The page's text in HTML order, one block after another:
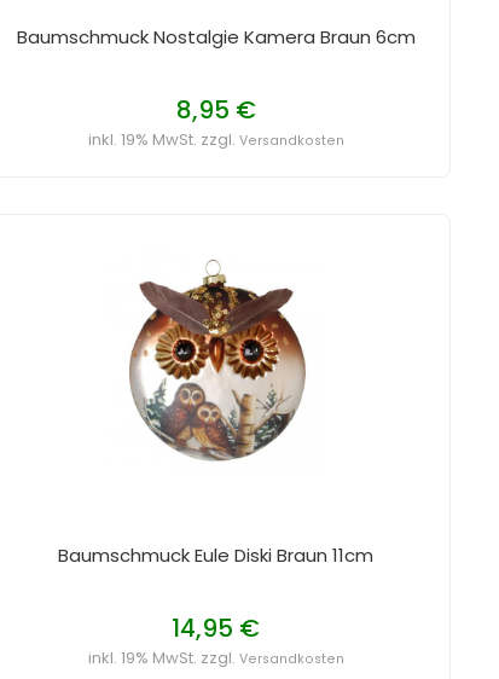
Baumschmuck Nostalgie Kamera Braun 6cm
8,95 €
inkl. 19% MwSt. zzgl. Versandkosten
Baumschmuck Eule Diski Braun 11cm
14,95 €
inkl. 19% MwSt. zzgl. Versandkosten